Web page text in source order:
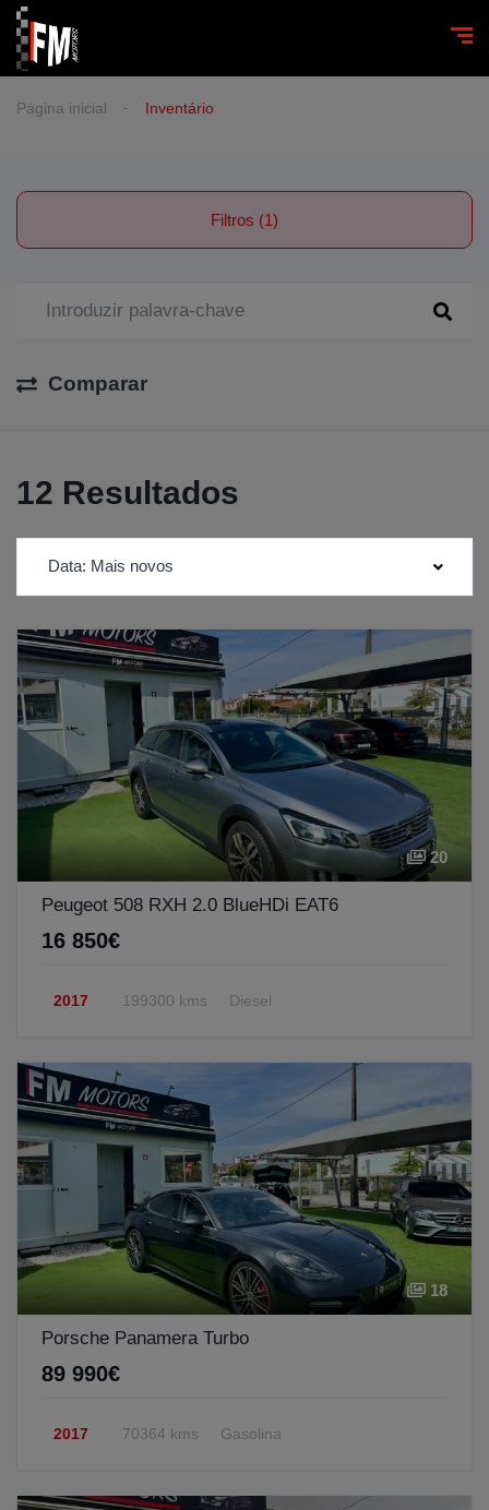
Página inicial Inventário
Filtros (1)
Comparar
12 Resultados
Data: Mais novos
20
Peugeot 508 RXH 2.0 BlueHDi EAT6
16 850€
2017 199300 kms Diesel
18
Porsche Panamera Turbo
89 990€
2017 70364 kms Gasolina